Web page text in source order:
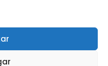
Todos los derechos
Marketing
privacidad